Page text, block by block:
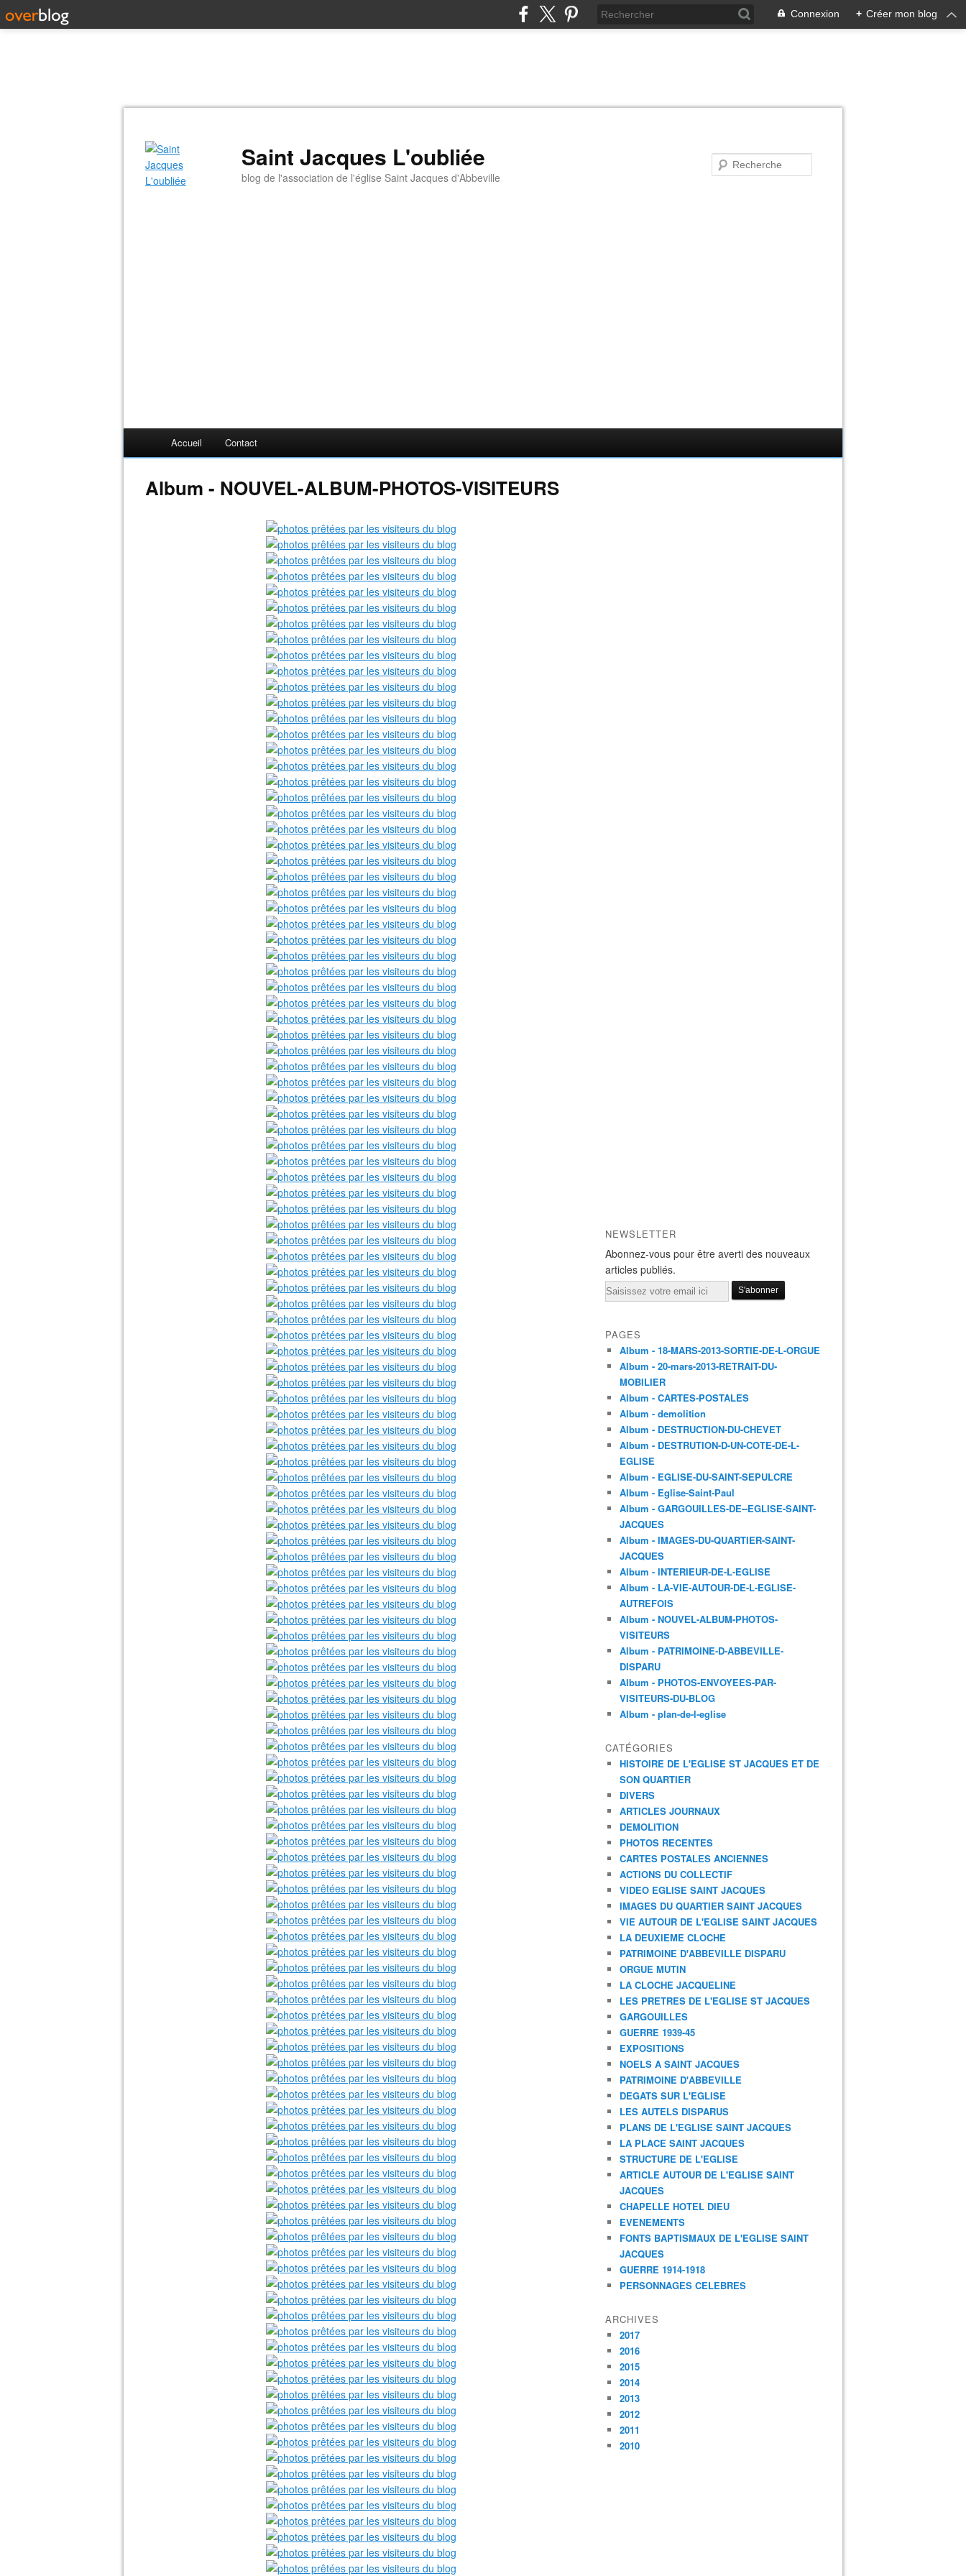
Connexion + Créer mon blog
Saint Jacques L'oubliée
blog de l'association de l'église Saint Jacques d'Abbeville
Accueil Contact
Album - NOUVEL-ALBUM-PHOTOS-VISITEURS
NEWSLETTER
Abonnez-vous pour être averti des nouveaux
articles publiés.
Email
PAGES
Album - 18-MARS-2013-SORTIE-DE-L-ORGUE
Album - 20-mars-2013-RETRAIT-DU-
MOBILIER
Album - CARTES-POSTALES
Album - demolition
Album - DESTRUCTION-DU-CHEVET
Album - DESTRUTION-D-UN-COTE-DE-L-
EGLISE
Album - EGLISE-DU-SAINT-SEPULCRE
Album - Eglise-Saint-Paul
Album - GARGOUILLES-DE--EGLISE-SAINT-
JACQUES
Album - IMAGES-DU-QUARTIER-SAINT-
JACQUES
Album - INTERIEUR-DE-L-EGLISE
Album - LA-VIE-AUTOUR-DE-L-EGLISE-
AUTREFOIS
Album - NOUVEL-ALBUM-PHOTOS-
VISITEURS
Album - PATRIMOINE-D-ABBEVILLE-
DISPARU
Album - PHOTOS-ENVOYEES-PAR-
VISITEURS-DU-BLOG
Album - plan-de-l-eglise
CATÉGORIES
HISTOIRE DE L'EGLISE ST JACQUES ET DE
SON QUARTIER
DIVERS
ARTICLES JOURNAUX
DEMOLITION
PHOTOS RECENTES
CARTES POSTALES ANCIENNES
ACTIONS DU COLLECTIF
VIDEO EGLISE SAINT JACQUES
IMAGES DU QUARTIER SAINT JACQUES
VIE AUTOUR DE L'EGLISE SAINT JACQUES
LA DEUXIEME CLOCHE
PATRIMOINE D'ABBEVILLE DISPARU
ORGUE MUTIN
LA CLOCHE JACQUELINE
LES PRETRES DE L'EGLISE ST JACQUES
GARGOUILLES
GUERRE 1939-45
EXPOSITIONS
NOELS A SAINT JACQUES
PATRIMOINE D'ABBEVILLE
DEGATS SUR L'EGLISE
LES AUTELS DISPARUS
PLANS DE L'EGLISE SAINT JACQUES
LA PLACE SAINT JACQUES
STRUCTURE DE L'EGLISE
ARTICLE AUTOUR DE L'EGLISE SAINT
JACQUES
CHAPELLE HOTEL DIEU
EVENEMENTS
FONTS BAPTISMAUX DE L'EGLISE SAINT
JACQUES
GUERRE 1914-1918
PERSONNAGES CELEBRES
ARCHIVES
2017
2016
2015
2014
2013
2012
2011
2010